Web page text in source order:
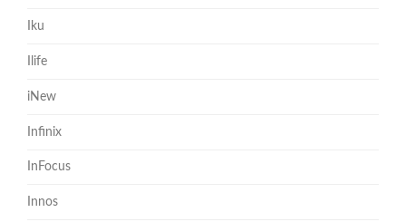
Iku
Ilife
iNew
Infinix
InFocus
Innos